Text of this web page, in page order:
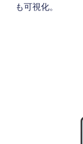
も可視化。